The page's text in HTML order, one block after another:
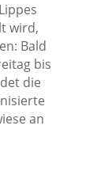
wird,
Bald
bis
die
an